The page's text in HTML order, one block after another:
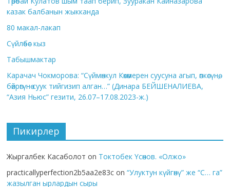
казак балбанын жыкканда
80 макал-лакап
Сүйлөбөс кыз
Табышмактар
Карачач Чокморова: “Сүймөнкул Көкөмерен суусуна агып, өпкөсүнө,
бөйрөгүнө суук тийгизип алган…” (Динара БЕЙШЕНАЛИЕВА,
“Азия Ньюс” гезити, 26.07–17.08.2023-ж.)
Пикирлер
Жыргалбек Касаболот on Токтобек Үсөнов. «Олжо»
practicallyperfection2b5aa2e83c on“Улуктун күйгөнү” же “С… га”
жазылган ырлардын сыры